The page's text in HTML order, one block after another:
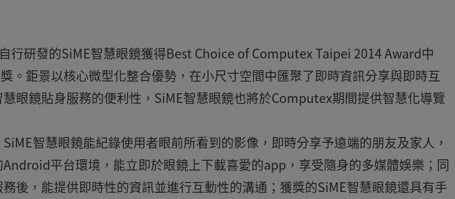
行研發的SiME智慧眼鏡獲得Best Choice of Computex Taipei 2014 Award中
。鉅景以核心微型化整合優勢，在小尺寸空間中匯聚了即時資訊分享與即時互
眼鏡貼身服務的便利性，SiME智慧眼鏡也將於Computex期間提供智慧化導覽
智慧眼鏡能紀錄使用者眼前所看到的影像，即時分享予遠端的朋友及家人，
平台環境，能立即於眼鏡上下載喜愛的app，享受隨身的多媒體娛樂；同
後，能提供即時性的資訊並進行互動性的溝通；獲獎的SiME智慧眼鏡還具有手